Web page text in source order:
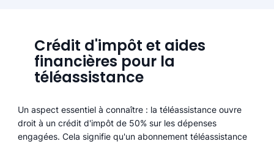
Crédit d'impôt et aides
financières pour la
téléassistance
Un aspect essentiel à connaître : la téléassistance ouvre
droit à un crédit d'impôt de 50% sur les dépenses
engagées. Cela signifie qu'un abonnement téléassistance